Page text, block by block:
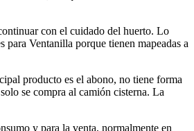
con el cuidado del huerto. Lo
Ventanilla porque tienen mapeadas a
producto es el abono, no tiene forma
se compra al camión cisterna. La
y para la venta, normalmente en